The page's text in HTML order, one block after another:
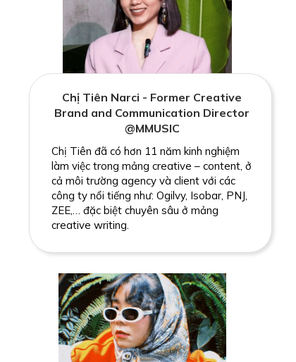
Chị Tiên đã có hơn 11 năm kinh nghiệm
làm việc trong mảng creative – content, ở
cả môi trường agency và client với các
công ty nổi tiếng như: Ogilvy, Isobar, PNJ,
ZEE,… đặc biệt chuyên sâu ở mảng
creative writing.
Chị Tiên Narci - Former Creative
Brand and Communication Director
@MMUSIC